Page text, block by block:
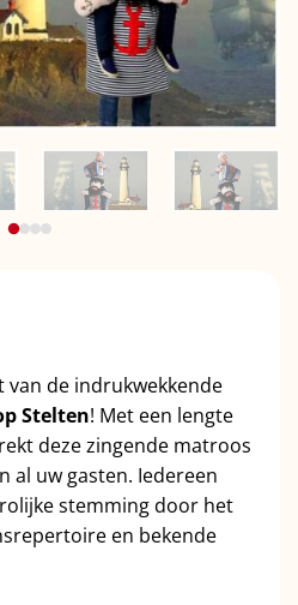
van de indrukwekkende
Stelten! Met een lengte
deze zingende matroos
al uw gasten. Iedereen
stemming door het
en bekende